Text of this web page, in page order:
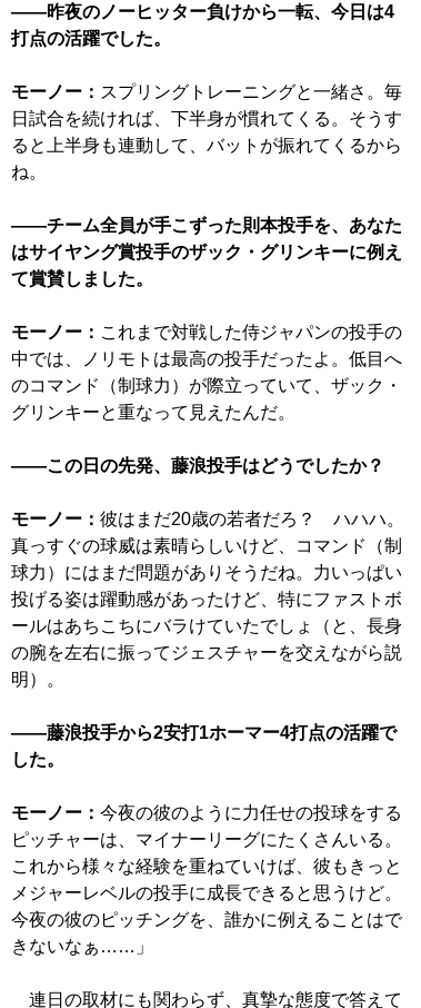
――昨夜のノーヒッター負けから一転、今日は4
打点の活躍でした。
モーノー： スプリングトレーニングと一緒さ。毎
日試合を続ければ、下半身が慣れてくる。そうす
ると上半身も連動して、バットが振れてくるから
ね。
――チーム全員が手こずった則本投手を、あなた
はサイヤング賞投手のザック・グリンキーに例え
て賞賛しました。
モーノー： これまで対戦した侍ジャパンの投手の
中では、ノリモトは最高の投手だったよ。低目へ
のコマンド（制球力）が際立っていて、ザック・
グリンキーと重なって見えたんだ。
――この日の先発、藤浪投手はどうでしたか？
モーノー： 彼はまだ20歳の若者だろ？ ハハハ。
真っすぐの球威は素晴らしいけど、コマンド（制
球力）にはまだ問題がありそうだね。力いっぱい
投げる姿は躍動感があったけど、特にファストボ
ールはあちこちにバラけていたでしょ（と、長身
の腕を左右に振ってジェスチャーを交えながら説
明）。
――藤浪投手から2安打1ホーマー4打点の活躍で
した。
モーノー： 今夜の彼のように力任せの投球をする
ピッチャーは、マイナーリーグにたくさんいる。
これから様々な経験を重ねていけば、彼もきっと
メジャーレベルの投手に成長できると思うけど。
今夜の彼のピッチングを、誰かに例えることはで
きないなぁ……」
連日の取材にも関わらず、真摯な態度で答えて